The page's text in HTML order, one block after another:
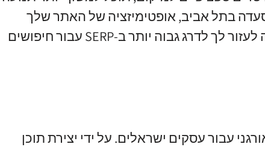
בתל אביב, אופטימיזציה של האתר שלך
למילות מפתח כמו "מסעדות בתל אביב" יכולה לעזור לך לדרג גבוה יותר ב-SERP עבור חיפושים
עבור עסקים ישראלים. על ידי יצירת תוכן